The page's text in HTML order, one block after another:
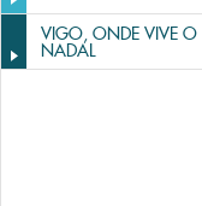
VIGO, ONDE VIVE O
NADAL